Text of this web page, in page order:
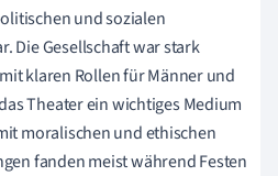
und sozialen
Die Gesellschaft war stark
klaren Rollen für Männer und
Theater ein wichtiges Medium
moralischen und ethischen
fanden meist während Festen